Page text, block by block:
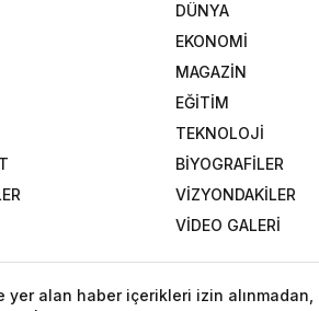
DÜNYA
EKONOMİ
MAGAZİN
EĞİTİM
TEKNOLOJİ
BİYOGRAFİLER
VİZYONDAKİLER
VİDEO GALERİ
yer alan haber içerikleri izin